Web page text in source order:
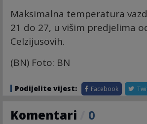
Maksimalna temperatura
21 do 27, u višim predjelima
Celzijusovih.
(BN) Foto: BN
Podijelite vijest: Facebook
Komentari 0